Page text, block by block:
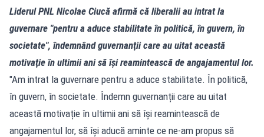
Liderul PNL Nicolae Ciucă afirmă că liberalii au intrat la
guvernare "pentru a aduce stabilitate în politică, în guvern, în
societate", îndemnând guvernanţii care au uitat această
motivaţie în ultimii ani să îşi reamintească de angajamentul lor.
"Am intrat la guvernare pentru a aduce stabilitate. În politică,
în guvern, în societate. Îndemn guvernanții care au uitat
această motivație în ultimii ani să își reamintească de
angajamentul lor, să își aducă aminte ce ne-am propus să